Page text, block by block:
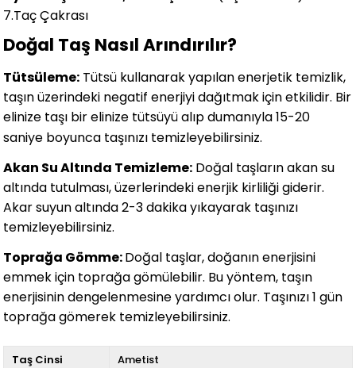
7.Taç Çakrası
Doğal Taş Nasıl Arındırılır?
Tütsüleme: Tütsü kullanarak yapılan enerjetik temizlik,
taşın üzerindeki negatif enerjiyi dağıtmak için etkilidir. Bir
elinize taşı bir elinize tütsüyü alıp dumanıyla 15-20
saniye boyunca taşınızı temizleyebilirsiniz.
Akan Su Altında Temizleme: Doğal taşların akan su
altında tutulması, üzerlerindeki enerjik kirliliği giderir.
Akar suyun altında 2-3 dakika yıkayarak taşınızı
temizleyebilirsiniz.
Toprağa Gömme:Doğal taşlar, doğanın enerjisini
emmek için toprağa gömülebilir. Bu yöntem, taşın
enerjisinin dengelenmesine yardımcı olur. Taşınızı 1 gün
toprağa gömerek temizleyebilirsiniz.
Taş Cinsi Ametist